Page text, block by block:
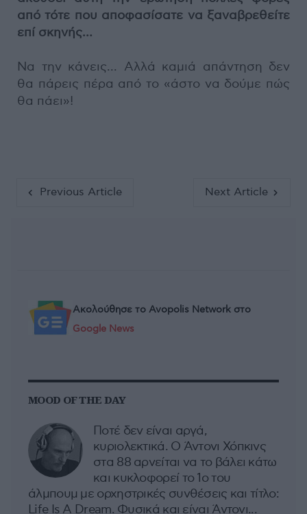
από τότε που αποφασίσατε να ξαναβρεθείτε
επί σκηνής…
Να την κάνεις... Αλλά καμιά απάντηση δεν
θα πάρεις πέρα από το «άστο να δούμε πώς
θα πάει»!
Previous Article Next Article
Ακολούθησε το Avopolis Network στο
Google News
MOOD OF THE DAY
Ποτέ δεν είναι αργά,
κυριολεκτικά. Ο Άντονι Χόπκινς
στα 88 αρνείται να το βάλει κάτω
και κυκλοφορεί το 1ο του
άλμπουμ με ορχηστρικές συνθέσεις και τίτλο:
Life Is A Dream. Φυσικά και είναι Άντονι...